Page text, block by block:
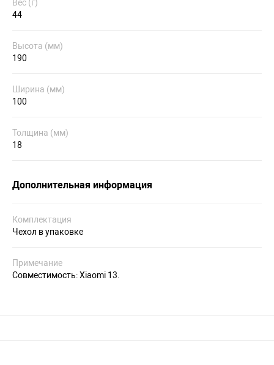
Вес (г)
44
Высота (мм)
190
Ширина (мм)
100
Толщина (мм)
18
Дополнительная информация
Комплектация
Чехол в упаковке
Примечание
Совместимость: Xiaomi 13.